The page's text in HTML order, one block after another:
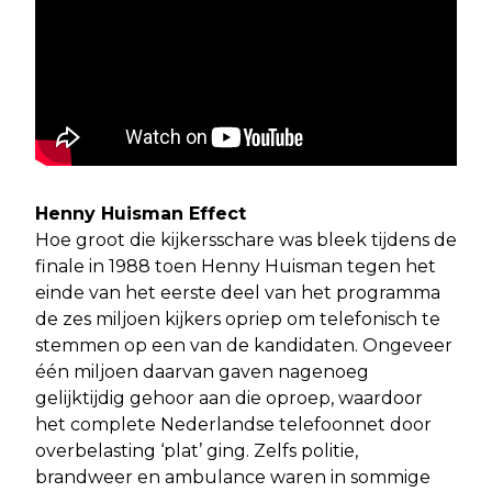
Henny Huisman Effect
Hoe groot die kijkersschare was bleek tijdens de
finale in 1988 toen Henny Huisman tegen het
einde van het eerste deel van het programma
de zes miljoen kijkers opriep om telefonisch te
stemmen op een van de kandidaten. Ongeveer
één miljoen daarvan gaven nagenoeg
gelijktijdig gehoor aan die oproep, waardoor
het complete Nederlandse telefoonnet door
overbelasting ‘plat’ ging. Zelfs politie,
brandweer en ambulance waren in sommige